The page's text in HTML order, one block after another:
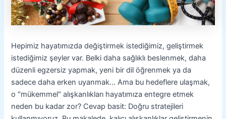
Hepimiz hayatımızda değiştirmek istediğimiz, geliştirmek
istediğimiz şeyler var. Belki daha sağlıklı beslenmek, daha
düzenli egzersiz yapmak, yeni bir dil öğrenmek ya da
sadece daha erken uyanmak… Ama bu hedeflere ulaşmak,
o "mükemmel" alışkanlıkları hayatımıza entegre etmek
neden bu kadar zor? Cevap basit: Doğru stratejileri